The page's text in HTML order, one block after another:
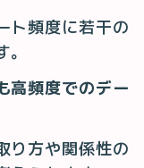
ト頻度に若干の
高頻度でのデー
り方や関係性の